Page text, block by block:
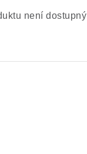
není dostupný